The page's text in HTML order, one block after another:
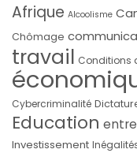
Afrique Alcoolisme
Chômage
travail Conditions
Cybercriminalité
Education
Investissement